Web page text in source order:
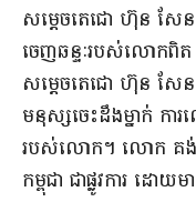
សម្តេច​តេជោ ហ៊ុន សែន
ចេញ​ឆន្ទៈ​របស់​លោក​ពិត
សម្តេច​តេជោ ហ៊ុន សែន
មនុស្ស​ចេះដឹង​ម្នាក់ ​ក
របស់​លោក​។ លោក គង់
កម្ពុជា ជា​ផ្លូវការ ដោ